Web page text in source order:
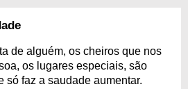
de alguém, os cheiros que nos
os lugares especiais, são
só faz a saudade aumentar.